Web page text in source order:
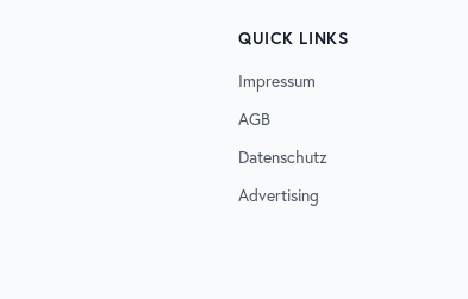
QUICK LINKS
Impressum
AGB
Datenschutz
Advertising